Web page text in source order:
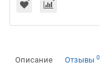
Описание Отзывы 0